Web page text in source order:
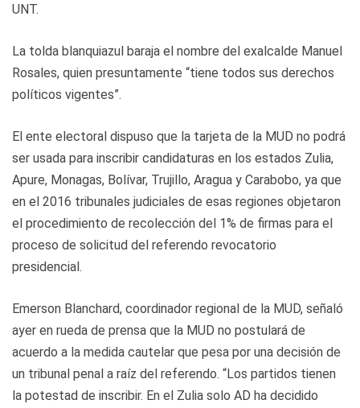
UNT.
La tolda blanquiazul baraja el nombre del exalcalde Manuel
Rosales, quien presuntamente “tiene todos sus derechos
políticos vigentes”.
El ente electoral dispuso que la tarjeta de la MUD no podrá
ser usada para inscribir candidaturas en los estados Zulia,
Apure, Monagas, Bolívar, Trujillo, Aragua y Carabobo, ya que
en el 2016 tribunales judiciales de esas regiones objetaron
el procedimiento de recolección del 1% de firmas para el
proceso de solicitud del referendo revocatorio
presidencial.
Emerson Blanchard, coordinador regional de la MUD, señaló
ayer en rueda de prensa que la MUD no postulará de
acuerdo a la medida cautelar que pesa por una decisión de
un tribunal penal a raíz del referendo. “Los partidos tienen
la potestad de inscribir. En el Zulia solo AD ha decidido